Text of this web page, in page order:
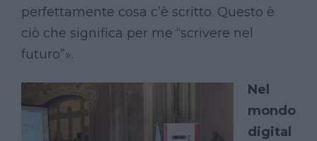
perfettamente cosa c’è scritto. Questo è
ciò che significa per me “scrivere nel
futuro”».
Nel
mondo
digital